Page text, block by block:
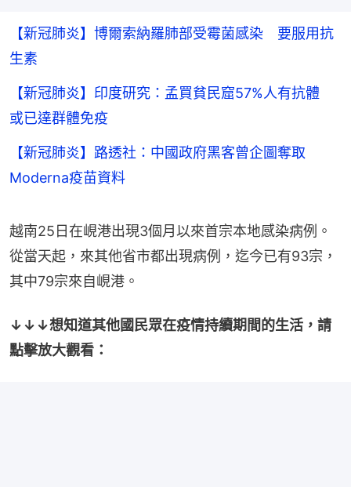
【新冠肺炎】博爾索納羅肺部受霉菌感染 要服用抗
生素
【新冠肺炎】印度研究：孟買貧民窟57%人有抗體
或已達群體免疫
【新冠肺炎】路透社：中國政府黑客曾企圖奪取
Moderna疫苗資料
越南25日在峴港出現3個月以來首宗本地感染病例。
從當天起，來其他省市都出現病例，迄今已有93宗，
其中79宗來自峴港。
↓↓↓想知道其他國民眾在疫情持續期間的生活，請
點擊放大觀看：